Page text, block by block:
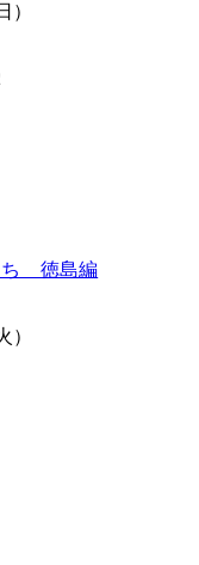
）
ち 徳島編
）